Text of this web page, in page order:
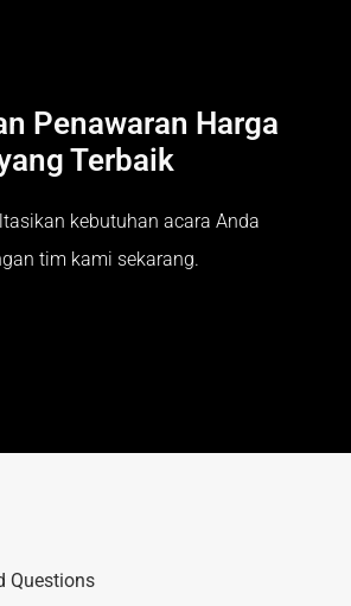
Penawaran Harga
Terbaik
kebutuhan acara Anda
tim kami sekarang.
Questions